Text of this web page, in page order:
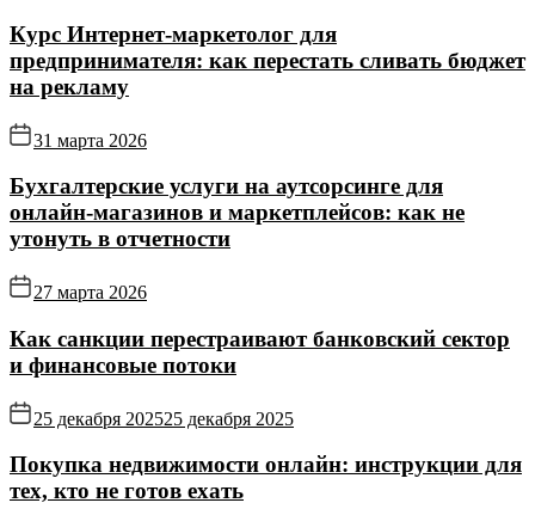
Курс Интернет‑маркетолог для
предпринимателя: как перестать сливать бюджет
на рекламу
31 марта 2026
Бухгалтерские услуги на аутсорсинге для
онлайн‑магазинов и маркетплейсов: как не
утонуть в отчетности
27 марта 2026
Как санкции перестраивают банковский сектор
и финансовые потоки
25 декабря 202525 декабря 2025
Покупка недвижимости онлайн: инструкции для
тех, кто не готов ехать